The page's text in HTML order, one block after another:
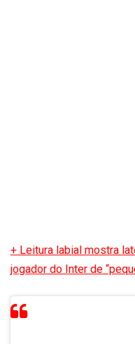
+ Leitura labial mostra
jogador do Inter de